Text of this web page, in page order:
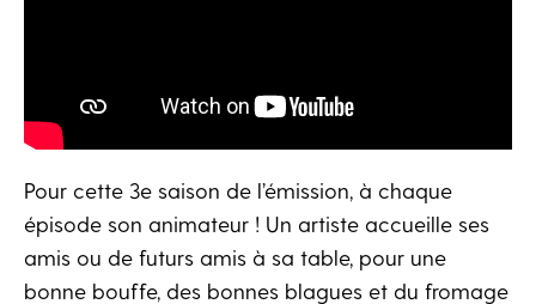
Pour cette 3e saison de l’émission, à chaque
épisode son animateur ! Un artiste accueille ses
amis ou de futurs amis à sa table, pour une
bonne bouffe, des bonnes blagues et du fromage